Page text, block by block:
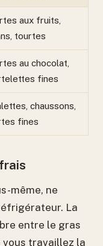
aux fruits,
tourtes
au chocolat,
fines
chaussons,
fines
même, ne
La
entre le gras
vous travaillez la